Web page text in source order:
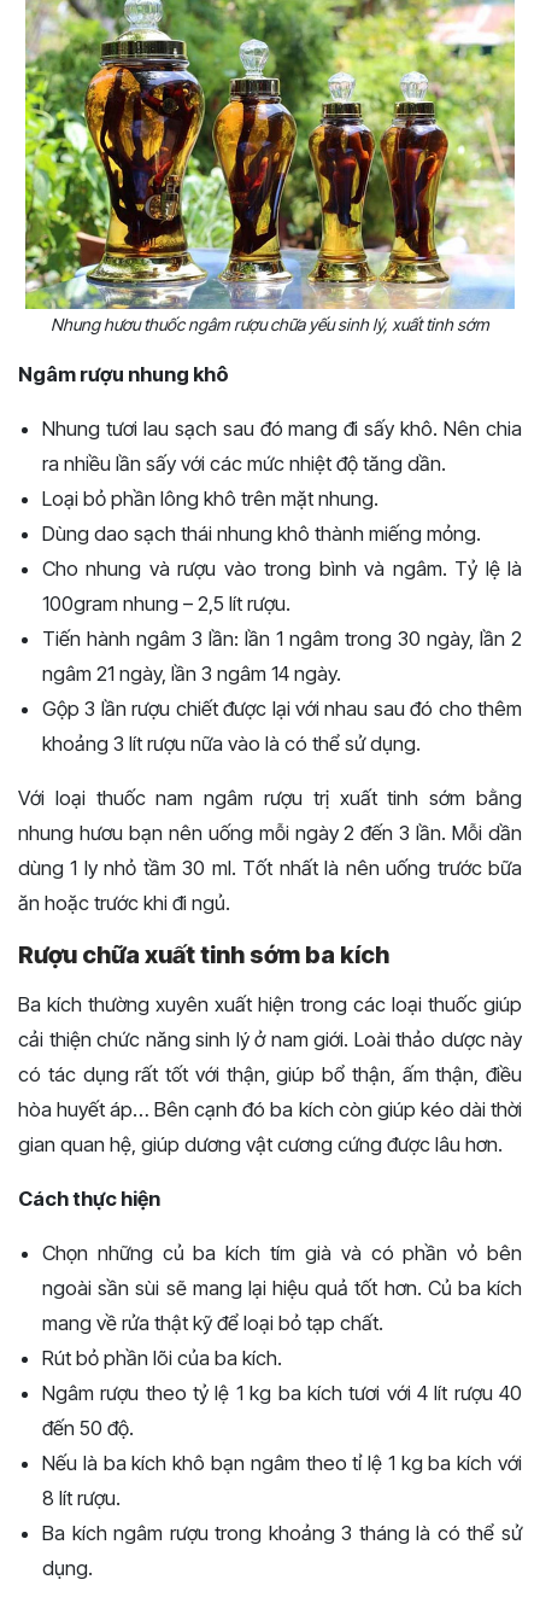
Nhung hươu thuốc ngâm rượu chữa yếu sinh lý, xuất tinh sớm
Ngâm rượu nhung khô
Nhung tươi lau sạch sau đó mang đi sấy khô. Nên chia
ra nhiều lần sấy với các mức nhiệt độ tăng dần.
Loại bỏ phần lông khô trên mặt nhung.
Dùng dao sạch thái nhung khô thành miếng mỏng.
Cho nhung và rượu vào trong bình và ngâm. Tỷ lệ là
100gram nhung – 2,5 lít rượu.
Tiến hành ngâm 3 lần: lần 1 ngâm trong 30 ngày, lần 2
ngâm 21 ngày, lần 3 ngâm 14 ngày.
Gộp 3 lần rượu chiết được lại với nhau sau đó cho thêm
khoảng 3 lít rượu nữa vào là có thể sử dụng.
Với loại thuốc nam ngâm rượu trị xuất tinh sớm bằng
nhung hươu bạn nên uống mỗi ngày 2 đến 3 lần. Mỗi dần
dùng 1 ly nhỏ tầm 30 ml. Tốt nhất là nên uống trước bữa
ăn hoặc trước khi đi ngủ.
Rượu chữa xuất tinh sớm ba kích
Ba kích thường xuyên xuất hiện trong các loại thuốc giúp
cải thiện chức năng sinh lý ở nam giới. Loài thảo dược này
có tác dụng rất tốt với thận, giúp bổ thận, ấm thận, điều
hòa huyết áp… Bên cạnh đó ba kích còn giúp kéo dài thời
gian quan hệ, giúp dương vật cương cứng được lâu hơn.
Cách thực hiện
Chọn những củ ba kích tím già và có phần vỏ bên
ngoài sần sùi sẽ mang lại hiệu quả tốt hơn. Củ ba kích
mang về rửa thật kỹ để loại bỏ tạp chất.
Rút bỏ phần lõi của ba kích.
Ngâm rượu theo tỷ lệ 1 kg ba kích tươi với 4 lít rượu 40
đến 50 độ.
Nếu là ba kích khô bạn ngâm theo tỉ lệ 1 kg ba kích với
8 lít rượu.
Ba kích ngâm rượu trong khoảng 3 tháng là có thể sử
dụng.